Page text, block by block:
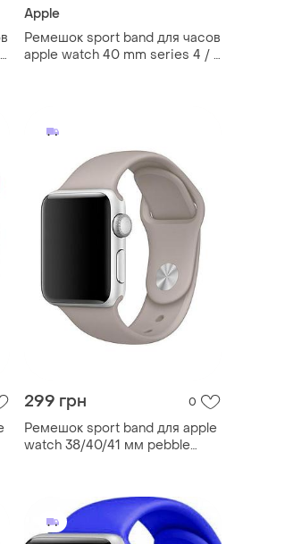
Apple
Ремешок sport band для часов
apple watch 40 mm series 4 / 5
299 грн 0
Ремешок sport band для apple
watch 38/40/41 мм pebble